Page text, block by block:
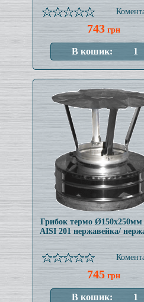
743 грн
Грибок термо
AISI 201 нержавейка/
745 грн